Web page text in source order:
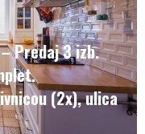
– Predaj 3 izb.
(2x), ulica